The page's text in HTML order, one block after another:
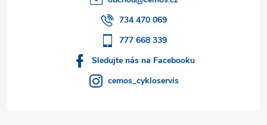
734 470 069
777 668 339
Sledujte nás na Facebooku
cemos_cykloservis